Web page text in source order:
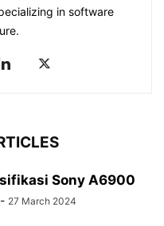
in software
Sony A6900
- 27 March 2024